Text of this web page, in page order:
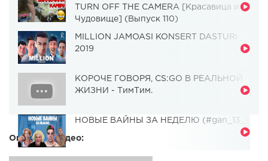
TURN OFF THE CAMERA [Красавица и
Чудовище] (Выпуск 110)
MILLION JAMOASI KONSERT DASTURI
2019
КОРОЧЕ ГОВОРЯ, CS:GO В РЕАЛЬНОЙ
ЖИЗНИ - ТимТим.
НОВЫЕ ВАЙНЫ ЗА НЕДЕЛЮ (#gan_13_)
Описание видео: